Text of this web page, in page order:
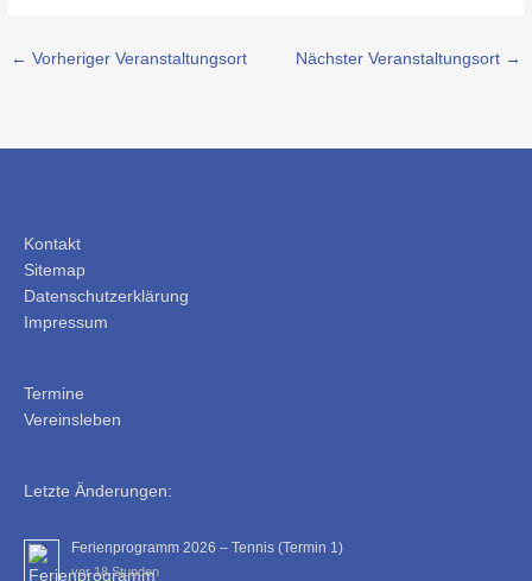
← Vorheriger Veranstaltungsort Nächster Veranstaltungsort →
Kontakt
Sitemap
Datenschutzerklärung
Impressum
Termine
Vereinsleben
Letzte Änderungen:
Ferienprogramm 2026 – Tennis (Termin 1)
vor 18 Stunden